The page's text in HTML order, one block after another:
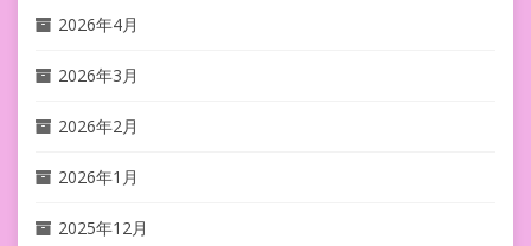
2026年4月
2026年3月
2026年2月
2026年1月
2025年12月